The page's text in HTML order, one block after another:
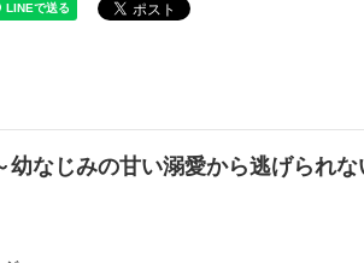
幼なじみの甘い溺愛から逃げられ